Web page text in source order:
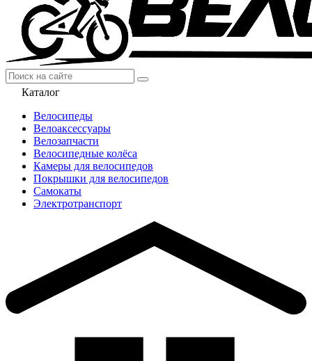
Каталог
Велосипеды
Велоаксессуары
Велозапчасти
Велосипедные колёса
Камеры для велосипедов
Покрышки для велосипедов
Самокаты
Электротранспорт